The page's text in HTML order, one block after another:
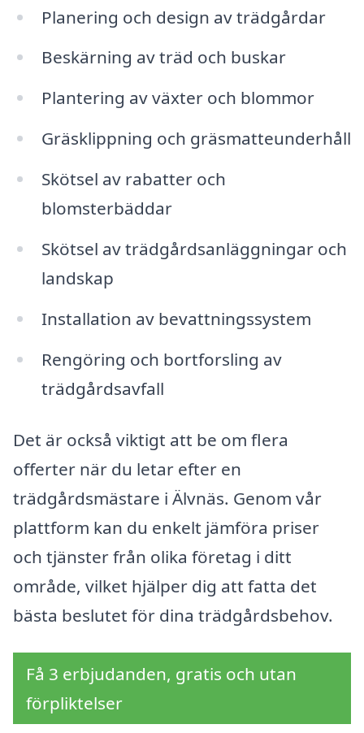
Planering och design av trädgårdar
Beskärning av träd och buskar
Plantering av växter och blommor
Gräsklippning och gräsmatteunderhåll
Skötsel av rabatter och
blomsterbäddar
Skötsel av trädgårdsanläggningar och
landskap
Installation av bevattningssystem
Rengöring och bortforsling av
trädgårdsavfall
Det är också viktigt att be om flera
offerter när du letar efter en
trädgårdsmästare i Älvnäs. Genom vår
plattform kan du enkelt jämföra priser
och tjänster från olika företag i ditt
område, vilket hjälper dig att fatta det
bästa beslutet för dina trädgårdsbehov.
Få 3 erbjudanden, gratis och utan
förpliktelser